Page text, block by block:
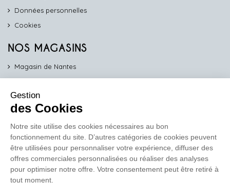
Données personnelles
Cookies
NOS MAGASINS
Magasin de Nantes
Magasin de Vannes
Magasin d'Orléans
COMPTOIR PRO
work
Comptoir des Lustres vous propose ses services dédiés aux
Gestion
des Cookies
Notre site utilise des cookies nécessaires au bon
fonctionnement du site. D’autres catégories de cookies peuvent
être utilisées pour personnaliser votre expérience, diffuser des
offres commerciales personnalisées ou réaliser des analyses
pour optimiser notre offre. Votre consentement peut être retiré à
tout moment.